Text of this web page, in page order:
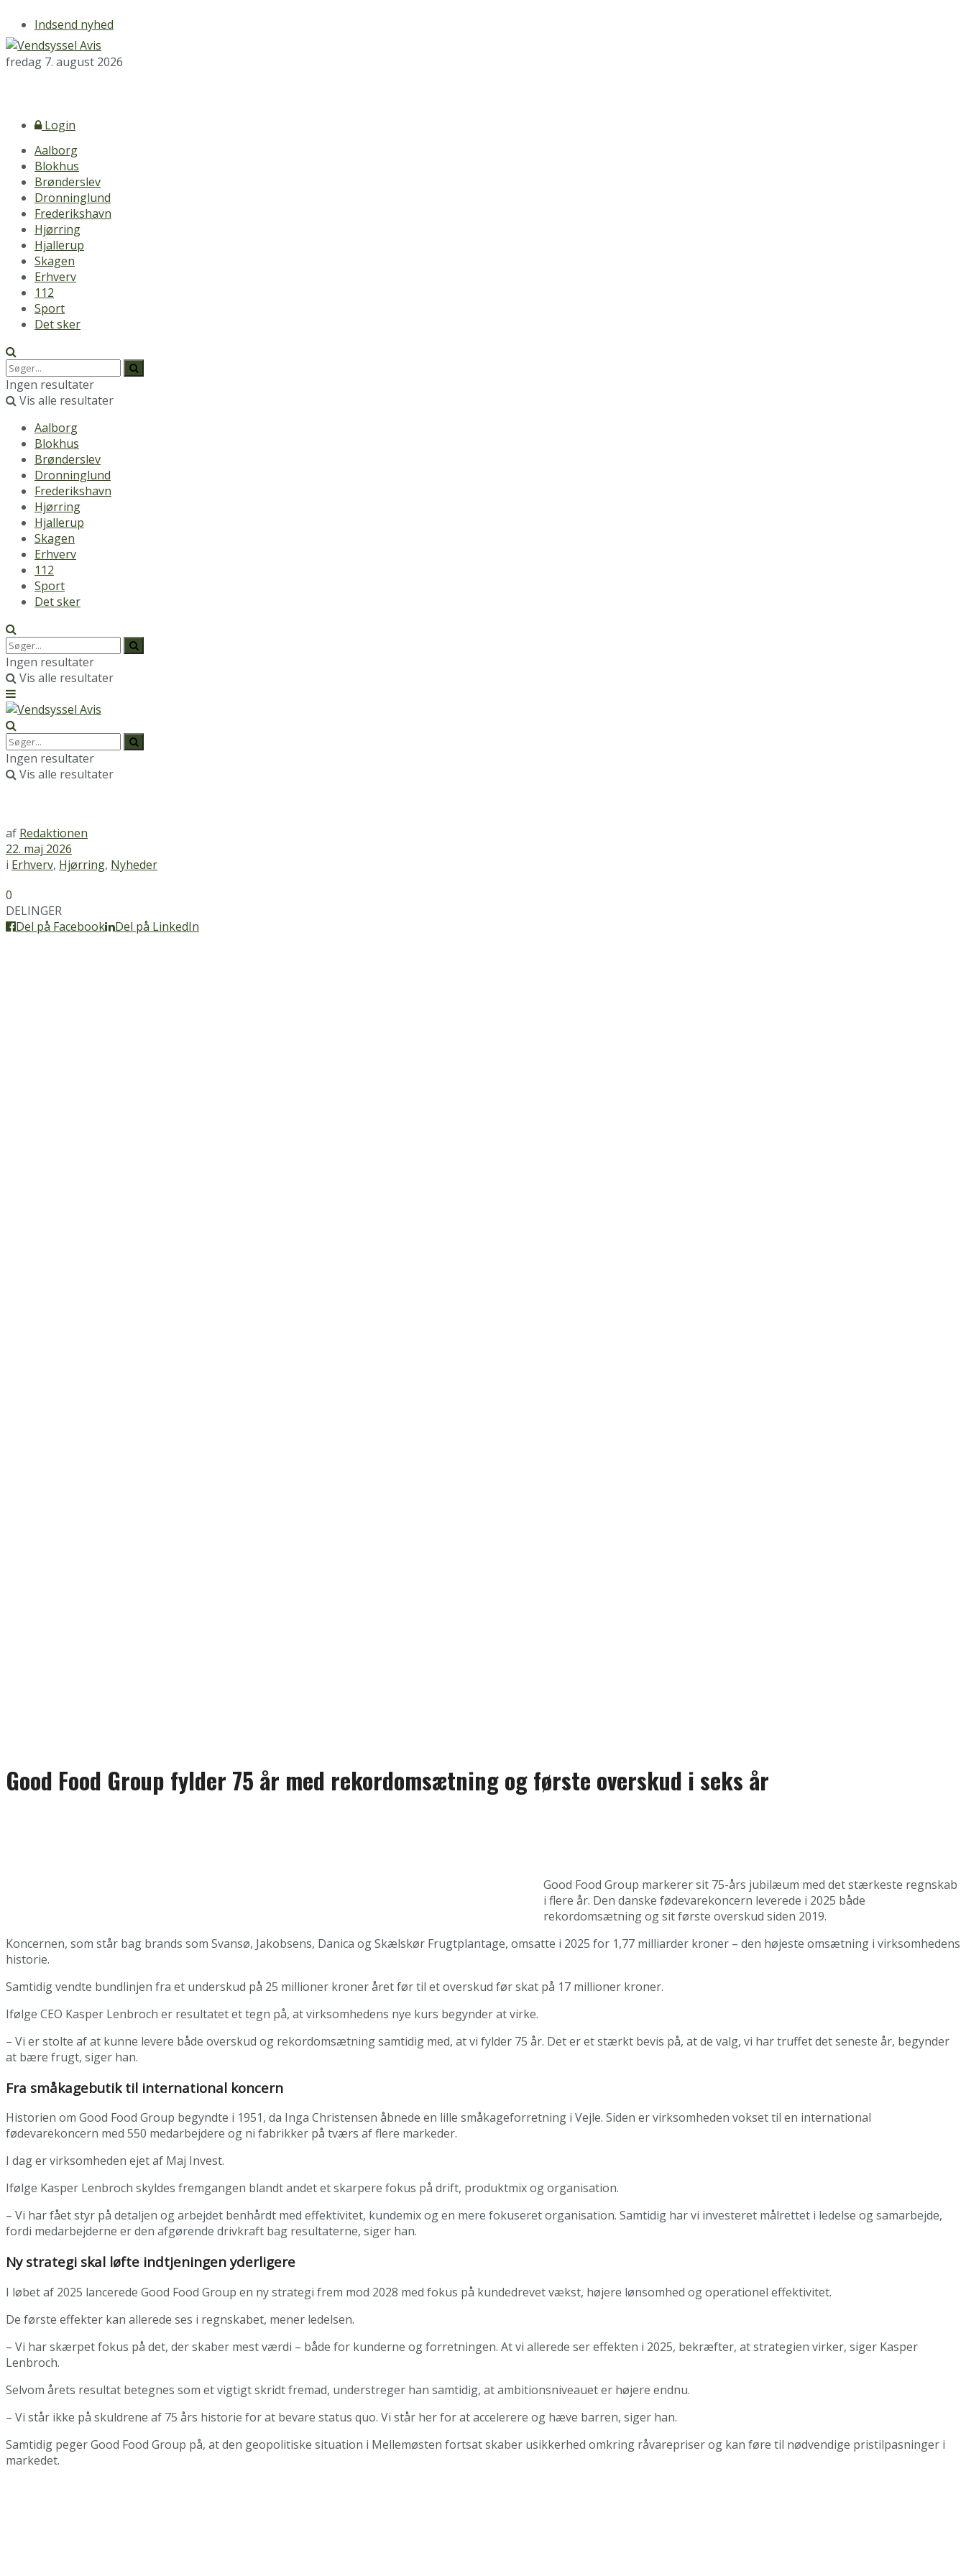
Indsend nyhed
fredag 7. august 2026
Login
Aalborg
Blokhus
Brønderslev
Dronninglund
Frederikshavn
Hjørring
Hjallerup
Skagen
Erhverv
112
Sport
Det sker
Ingen resultater
Vis alle resultater
Aalborg
Blokhus
Brønderslev
Dronninglund
Frederikshavn
Hjørring
Hjallerup
Skagen
Erhverv
112
Sport
Det sker
Ingen resultater
Vis alle resultater
Ingen resultater
Vis alle resultater
af Redaktionen
22. maj 2026
i Erhverv, Hjørring, Nyheder
0
DELINGER
Del på Facebook
Del på LinkedIn
Good Food Group fylder 75 år med rekordomsætning og første overskud i seks år
Good Food Group markerer sit 75-års jubilæum med det stærkeste regnskab
i flere år. Den danske fødevarekoncern leverede i 2025 både
rekordomsætning og sit første overskud siden 2019.
Koncernen, som står bag brands som Svansø, Jakobsens, Danica og Skælskør Frugtplantage, omsatte i 2025 for 1,77 milliarder kroner – den højeste omsætning i virksomhedens
historie.
Samtidig vendte bundlinjen fra et underskud på 25 millioner kroner året før til et overskud før skat på 17 millioner kroner.
Ifølge CEO Kasper Lenbroch er resultatet et tegn på, at virksomhedens nye kurs begynder at virke.
– Vi er stolte af at kunne levere både overskud og rekordomsætning samtidig med, at vi fylder 75 år. Det er et stærkt bevis på, at de valg, vi har truffet det seneste år, begynder
at bære frugt, siger han.
Fra småkagebutik til international koncern
Historien om Good Food Group begyndte i 1951, da Inga Christensen åbnede en lille småkageforretning i Vejle. Siden er virksomheden vokset til en international
fødevarekoncern med 550 medarbejdere og ni fabrikker på tværs af flere markeder.
I dag er virksomheden ejet af Maj Invest.
Ifølge Kasper Lenbroch skyldes fremgangen blandt andet et skarpere fokus på drift, produktmix og organisation.
– Vi har fået styr på detaljen og arbejdet benhårdt med effektivitet, kundemix og en mere fokuseret organisation. Samtidig har vi investeret målrettet i ledelse og samarbejde,
fordi medarbejderne er den afgørende drivkraft bag resultaterne, siger han.
Ny strategi skal løfte indtjeningen yderligere
I løbet af 2025 lancerede Good Food Group en ny strategi frem mod 2028 med fokus på kundedrevet vækst, højere lønsomhed og operationel effektivitet.
De første effekter kan allerede ses i regnskabet, mener ledelsen.
– Vi har skærpet fokus på det, der skaber mest værdi – både for kunderne og forretningen. At vi allerede ser effekten i 2025, bekræfter, at strategien virker, siger Kasper
Lenbroch.
Selvom årets resultat betegnes som et vigtigt skridt fremad, understreger han samtidig, at ambitionsniveauet er højere endnu.
– Vi står ikke på skuldrene af 75 års historie for at bevare status quo. Vi står her for at accelerere og hæve barren, siger han.
Samtidig peger Good Food Group på, at den geopolitiske situation i Mellemøsten fortsat skaber usikkerhed omkring råvarepriser og kan føre til nødvendige pristilpasninger i
markedet.